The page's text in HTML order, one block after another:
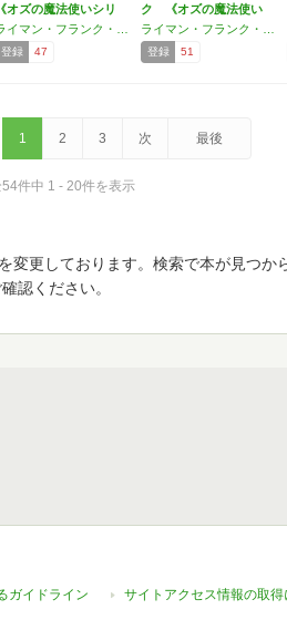
《オズの魔法使いシリ
ズ…
登録 47
ク 《オズの魔法使い
シリー…
登録 51
1 2 3 次 最後
件中 1 - 20件を表示
変更しております。検索で本が見つか
認ください。
ガイドライン サイトアクセス情報の取得